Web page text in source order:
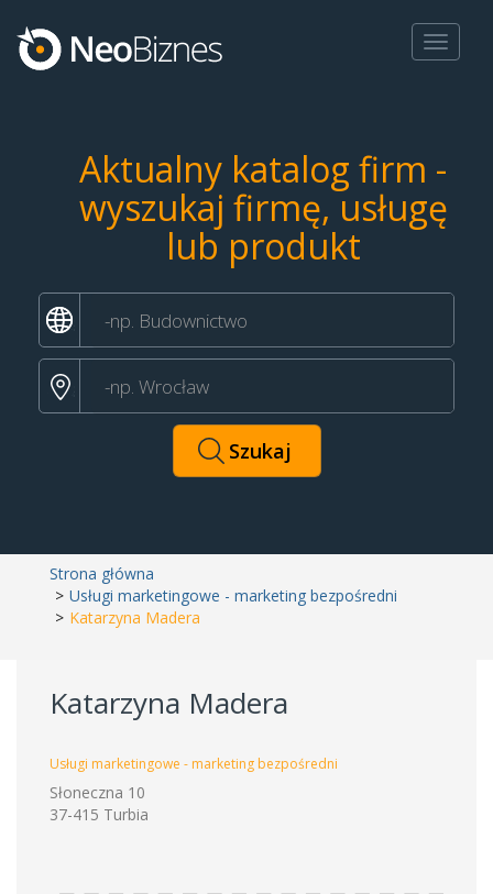
Toggle
Aktualny katalog firm -
wyszukaj firmę, usługę
lub produkt
Strona główna
Usługi marketingowe - marketing bezpośredni
Katarzyna Madera
Katarzyna Madera
Usługi marketingowe - marketing bezpośredni
Słoneczna 10
37-415 Turbia